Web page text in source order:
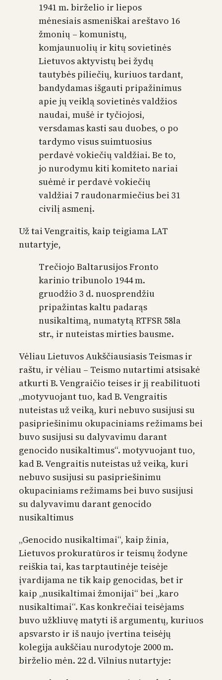
1941 m. birželio ir liepos
mėnesiais asmeniškai areštavo 16
žmonių – komunistų,
komjaunuolių ir kitų sovietinės
Lietuvos aktyvistų bei žydų
tautybės piliečių, kuriuos tardant,
bandydamas išgauti pripažinimus
apie jų veiklą sovietinės valdžios
naudai, mušė ir tyčiojosi,
versdamas kasti sau duobes, o po
tardymo visus suimtuosius
perdavė vokiečių valdžiai. Be to,
jo nurodymu kiti komiteto nariai
suėmė ir perdavė vokiečių
valdžiai 7 raudonarmiečius bei 31
civilį asmenį.
Už tai Vengraitis, kaip teigiama LAT
nutartyje,
Trečiojo Baltarusijos Fronto
karinio tribunolo 1944 m.
gruodžio 3 d. nuosprendžiu
pripažintas kaltu padarąs
nusikaltimą, numatytą RTFSR 58la
str., ir nuteistas mirties bausme.
Vėliau Lietuvos Aukščiausiasis Teismas ir
raštu, ir vėliau – Teismo nutartimi atsisakė
atkurti B. Vengraičio teises ir jį reabilituoti
„motyvuojant tuo, kad B. Vengraitis
nuteistas už veiką, kuri nebuvo susijusi su
pasipriešinimu okupaciniams režimams bei
buvo susijusi su dalyvavimu darant
genocido nusikaltimus“. motyvuojant tuo,
kad B. Vengraitis nuteistas už veiką, kuri
nebuvo susijusi su pasipriešinimu
okupaciniams režimams bei buvo susijusi
su dalyvavimu darant genocido
nusikaltimus
„Genocido nusikaltimai“, kaip žinia,
Lietuvos prokuratūros ir teismų žodyne
reiškia tai, kas tarptautinėje teisėje
įvardijama ne tik kaip genocidas, bet ir
kaip „nusikaltimai žmonijai“ bei „karo
nusikaltimai“. Kas konkrečiai teisėjams
buvo užkliuvę matyti iš argumentų, kuriuos
apsvarsto ir iš naujo įvertina teisėjų
kolegija aukščiau nurodytoje 2000 m.
birželio mėn. 22 d. Vilnius nutartyje: